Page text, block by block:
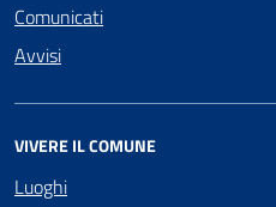
Comunicati
Avvisi
VIVERE IL COMUNE
Luoghi